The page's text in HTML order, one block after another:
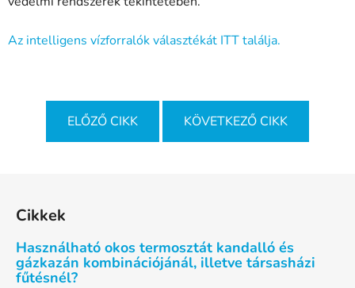
Az intelligens vízforralók választékát ITT találja.
ELŐZŐ CIKK KÖVETKEZŐ CIKK
Cikkek
Használható okos termosztát kandalló és
gázkazán kombinációjánál, illetve társasházi
fűtésnél?